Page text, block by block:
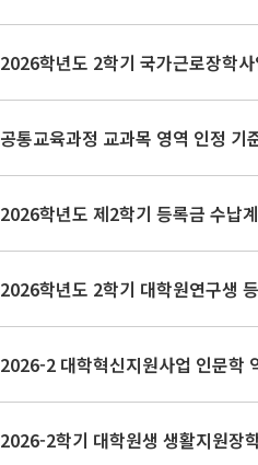
2026학년도 2학기 국가근로장학
공통교육과정 교과목 영역 인정 기
2026학년도 제2학기 등록금 수납
2026학년도 2학기 대학원연구생
2026-2학기 대학원생 생활지원장